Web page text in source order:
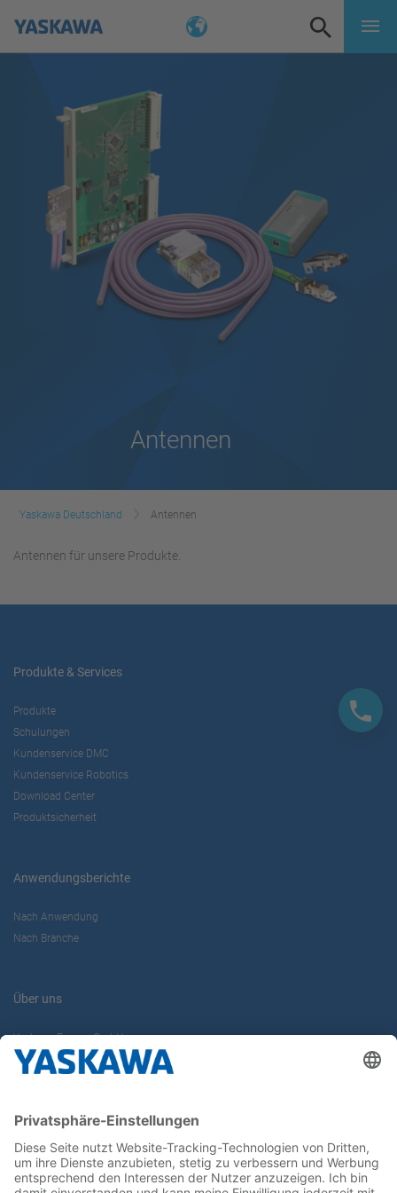
Antennen
Yaskawa Deutschland Antennen
Antennen für unsere Produkte.
Produkte & Services
Produkte
Schulungen
Kundenservice DMC
Kundenservice Robotics
Download Center
Produktsicherheit
Anwendungsberichte
Nach Anwendung
Nach Branche
Über uns
Yaskawa Europe GmbH
Karriere
Newsletter